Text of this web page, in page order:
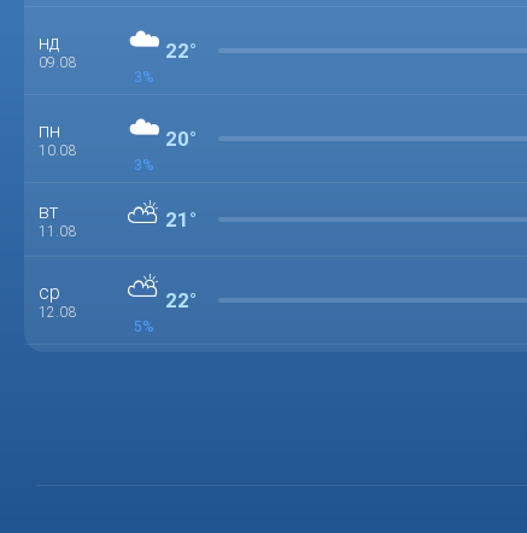
нд
09.08
☁️
3%
22°
пн
10.08
☁️
3%
20°
вт
11.08 ⛅ 21°
ср
12.08
⛅
5%
22°